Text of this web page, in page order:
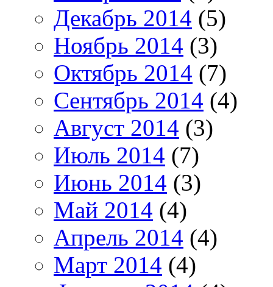
Декабрь 2014 (5)
Ноябрь 2014 (3)
Октябрь 2014 (7)
Сентябрь 2014 (4)
Август 2014 (3)
Июль 2014 (7)
Июнь 2014 (3)
Май 2014 (4)
Апрель 2014 (4)
Март 2014 (4)